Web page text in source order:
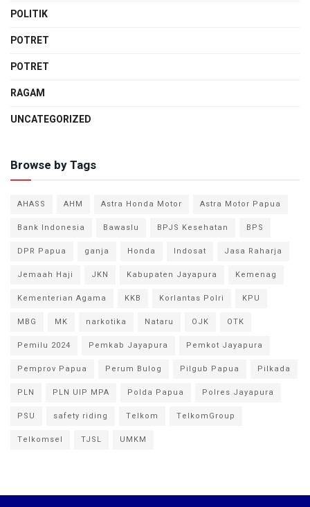
POLITIK
POTRET
POTRET
RAGAM
UNCATEGORIZED
Browse by Tags
AHASS AHM Astra Honda Motor
Astra Motor Papua
Bank Indonesia
Bawaslu BPJS Kesehatan
BPS
DPR Papua
ganja Honda Indosat
Jasa Raharja
Jemaah Haji
JKN Kabupaten Jayapura
Kemenag
Kementerian Agama
KKB Korlantas Polri
KPU
MBG
MK narkotika Nataru OJK
OTK
Pemilu 2024
Pemkab Jayapura
Pemkot Jayapura
Pemprov Papua
Perum Bulog Pilgub Papua
Pilkada
PLN
PLN UIP MPA Polda Papua
Polres Jayapura
PSU
safety riding Telkom
TelkomGroup
Telkomsel
TJSL UMKM